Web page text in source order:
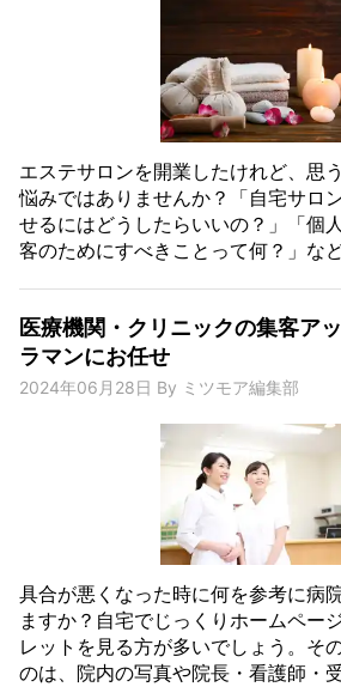
エステサロンを開業したけれど、思
悩みではありませんか？「自宅サロ
せるにはどうしたらいいの？」「個
客のためにすべきことって何？」な
医療機関・クリニックの集客ア
ラマンにお任せ
2024年06月28日 By ミツモア編集部
具合が悪くなった時に何を参考に病
ますか？自宅でじっくりホームペー
レットを見る方が多いでしょう。そ
のは、院内の写真や院長・看護師・